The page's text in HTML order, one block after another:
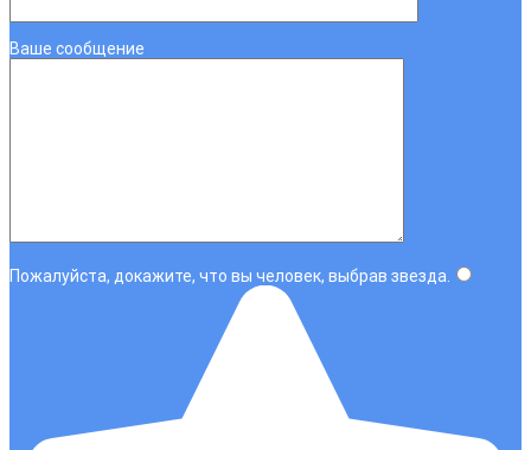
Ваше сообщение
Пожалуйста, докажите, что вы человек, выбрав звезда.